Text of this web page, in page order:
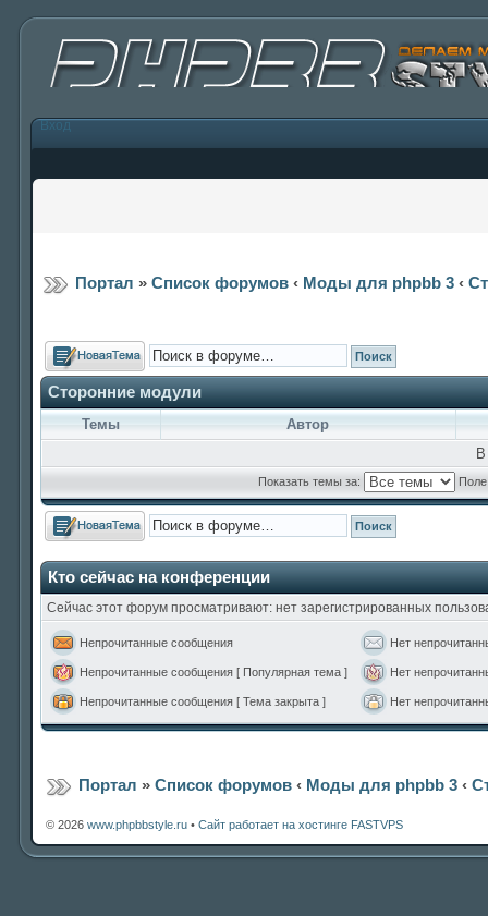
Вход
Портал » Список форумов ‹ Моды для phpbb 3 ‹
Новая тема
Сторонние модули
Темы
Автор
Показать темы за:
Новая тема
Кто сейчас на конференции
Сейчас этот форум просматривают: нет зарегистрированных
Непрочитанные сообщения Нет
Непрочитанные сообщения [ Популярная тема ] Нет
Непрочитанные сообщения [ Тема закрыта ] Нет
Портал » Список форумов‹ Моды для phpbb 3‹
© 2026 www.phpbbstyle.ru • Сайт работает на хостинге FASTVPS